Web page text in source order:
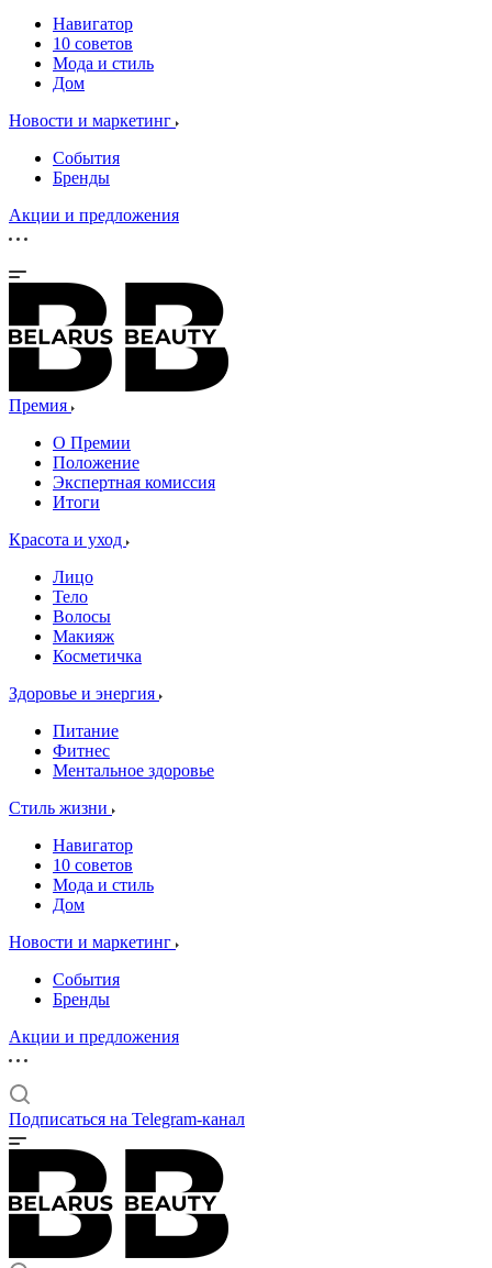
Навигатор
10 советов
Мода и стиль
Дом
Новости и маркетинг
События
Бренды
Акции и предложения
Премия
О Премии
Положение
Экспертная комиссия
Итоги
Красота и уход
Лицо
Тело
Волосы
Макияж
Косметичка
Здоровье и энергия
Питание
Фитнес
Ментальное здоровье
Стиль жизни
Навигатор
10 советов
Мода и стиль
Дом
Новости и маркетинг
События
Бренды
Акции и предложения
Подписаться на Telegram-канал